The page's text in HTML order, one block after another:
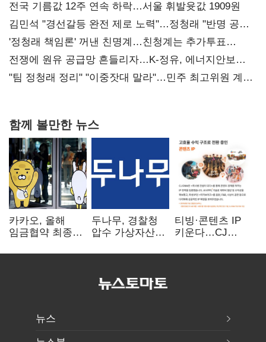
전국 기름값 12주 연속 하락…서울 휘발윳값 1909원
김민석 "경선갈등 완전 제로 노력"…정청래 "반명 공세
사과부터"
'정청래 책임론' 꺼낸 친명계…친청계는 추가투표
때리기
전쟁에 원유 공급망 흔들리자…K-정유, 에너지안보
핵심으로 재부상
"팀 정청래 정리" "이중잣대 말라"…민주 최고위원 계파
함께 볼만한 뉴스
카카오, 올해
임금협약 최종
인상·격려금
두나무, 경찰청
압수 가상자산
커스터디 사업
티빙·콘텐츠 IP
키운다…CJ
글로벌 확장 가속
뉴스